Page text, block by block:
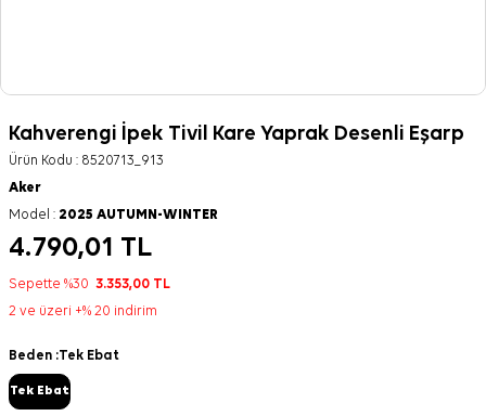
Kahverengi İpek Tivil Kare Yaprak Desenli Eşarp
Ürün Kodu : 8520713_913
Aker
Model : 2025 AUTUMN-WINTER
4.790,01 TL
Sepette %30 3.353,00 TL
2 ve üzeri +% 20 indirim
Beden :Tek Ebat
Tek Ebat